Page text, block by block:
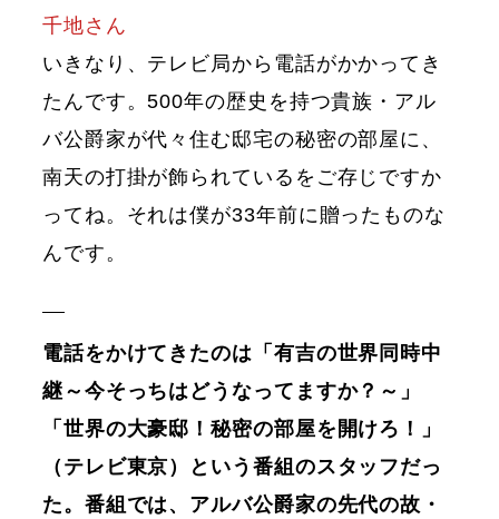
千地さん
いきなり、テレビ局から電話がかかってき
たんです。500年の歴史を持つ貴族・アル
バ公爵家が代々住む邸宅の秘密の部屋に、
南天の打掛が飾られているをご存じですか
ってね。それは僕が33年前に贈ったものな
んです。
電話をかけてきたのは「有吉の世界同時中
継～今そっちはどうなってますか？～」
「世界の大豪邸！秘密の部屋を開けろ！」
（テレビ東京）という番組のスタッフだっ
た。番組では、アルバ公爵家の先代の故・